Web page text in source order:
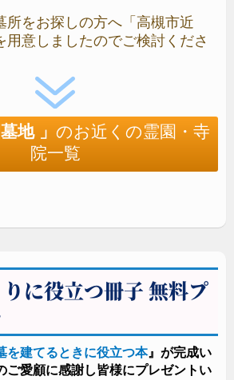
ザータッチ加工の落ち着いた質感
的に表しフォルム本来の持つ魅力
ン墓石 お問い合わせ
所をお探しの方へ「高槻市近
用意しましたのでご検討くださ
地 」 のお近くの霊園・寺
院一覧
に役立つ冊子 無料プ
を建てるときに役立つ本』が完成い
ご愛顧に感謝し皆様にプレゼントい